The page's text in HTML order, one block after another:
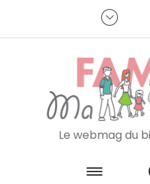
Je m'inscris
Le webmag du
Skip
Panneau de gestion des